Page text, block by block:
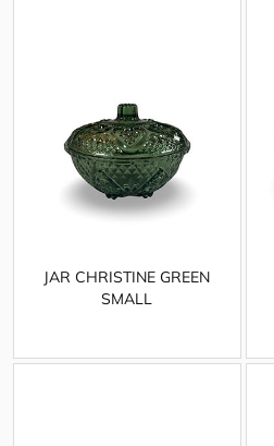
JAR CHRISTINE GREEN
SMALL